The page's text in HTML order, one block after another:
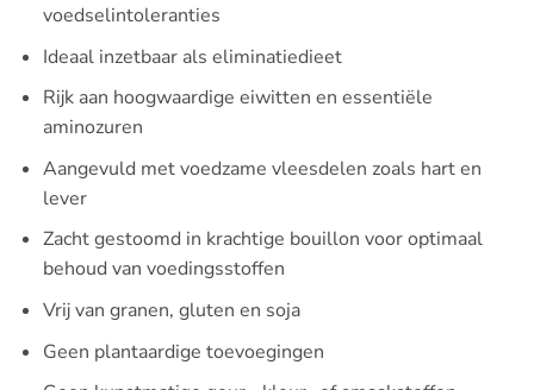
voedselintoleranties
Ideaal inzetbaar als eliminatiedieet
Rijk aan hoogwaardige eiwitten en essentiële
aminozuren
Aangevuld met voedzame vleesdelen zoals hart en
lever
Zacht gestoomd in krachtige bouillon voor optimaal
behoud van voedingsstoffen
Vrij van granen, gluten en soja
Geen plantaardige toevoegingen